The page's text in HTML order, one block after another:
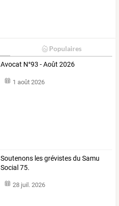
Populaires
Avocat N°93 - Août 2026
1 août 2026
Soutenons les grévistes du Samu
Social 75.
28 juil. 2026